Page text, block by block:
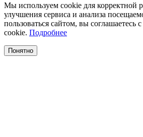
Мы используем cookie для корректной
улучшения сервиса и анализа
пользоваться сайтом, вы соглашаетесь
cookie. Подробнее
Понятно